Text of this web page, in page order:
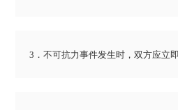
3．不可抗力事件发生时，双方应立